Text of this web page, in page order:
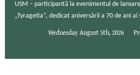
USM – participantă la evenimentul de
„Tyragetia”, dedicat aniversării a 70 de ani ai
Wednesday August 5th, 2026